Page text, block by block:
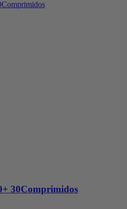
30Comprimidos